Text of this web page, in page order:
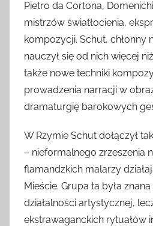
Pietro da Cortona,
mistrzów światłocienia,
kompozycji. Schut, chłonny
nauczył się od nich więcej
także nowe techniki
prowadzenia narracji w
dramaturgię barokowych
W Rzymie Schut dołączył
– nieformalnego zrzeszenia
flamandzkich malarzy
Mieście. Grupa ta była
działalności artystycznej,
ekstrawaganckich rytuałów